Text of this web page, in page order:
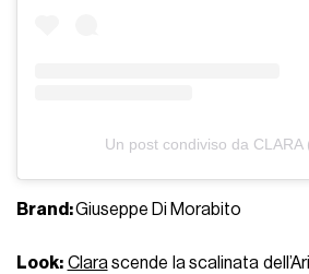
Un post condiviso da CLARA
Brand:Giuseppe Di Morabito
Look: Clarascende la scalinata